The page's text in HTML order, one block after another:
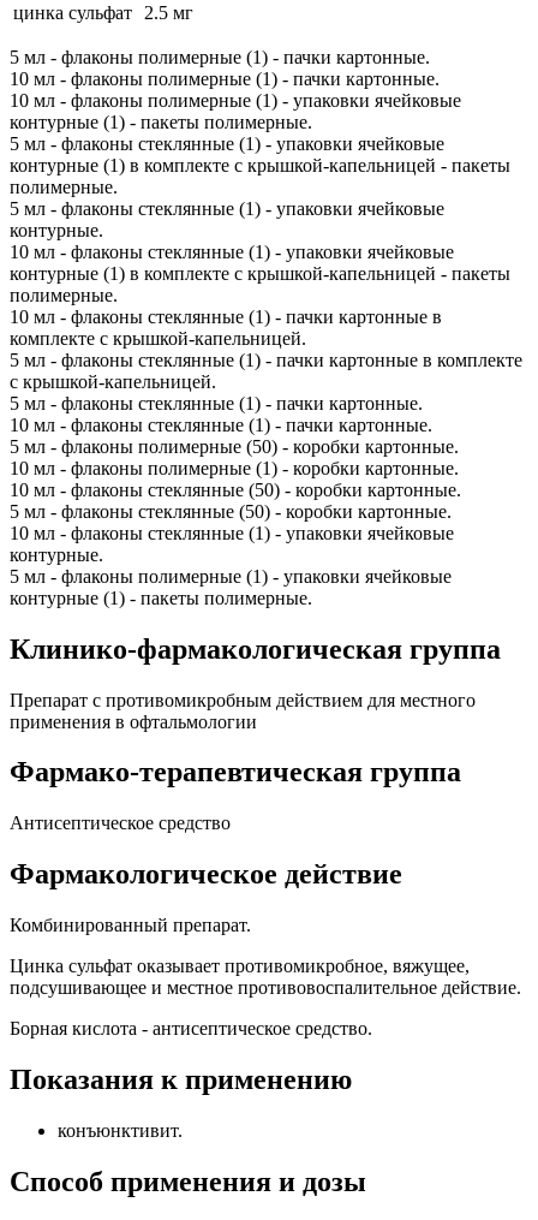
цинка сульфат
2.5 мг
5 мл - флаконы полимерные (1) - пачки картонные.
10 мл - флаконы полимерные (1) - пачки картонные.
10 мл - флаконы полимерные (1) - упаковки ячейковые
контурные (1) - пакеты полимерные.
5 мл - флаконы стеклянные (1) - упаковки ячейковые
контурные (1) в комплекте с крышкой-капельницей - пакеты
полимерные.
5 мл - флаконы стеклянные (1) - упаковки ячейковые
контурные.
10 мл - флаконы стеклянные (1) - упаковки ячейковые
контурные (1) в комплекте с крышкой-капельницей - пакеты
полимерные.
10 мл - флаконы стеклянные (1) - пачки картонные в
комплекте с крышкой-капельницей.
5 мл - флаконы стеклянные (1) - пачки картонные в комплекте
с крышкой-капельницей.
5 мл - флаконы стеклянные (1) - пачки картонные.
10 мл - флаконы стеклянные (1) - пачки картонные.
5 мл - флаконы полимерные (50) - коробки картонные.
10 мл - флаконы полимерные (1) - коробки картонные.
10 мл - флаконы стеклянные (50) - коробки картонные.
5 мл - флаконы стеклянные (50) - коробки картонные.
10 мл - флаконы стеклянные (1) - упаковки ячейковые
контурные.
5 мл - флаконы полимерные (1) - упаковки ячейковые
контурные (1) - пакеты полимерные.
Клинико-фармакологическая группа
Препарат с противомикробным действием для местного
применения в офтальмологии
Фармако-терапевтическая группа
Антисептическое средство
Фармакологическое действие
Комбинированный препарат.
Цинка сульфат оказывает противомикробное, вяжущее,
подсушивающее и местное противовоспалительное действие.
Борная кислота - антисептическое средство.
Показания к применению
конъюнктивит.
Способ применения и дозы